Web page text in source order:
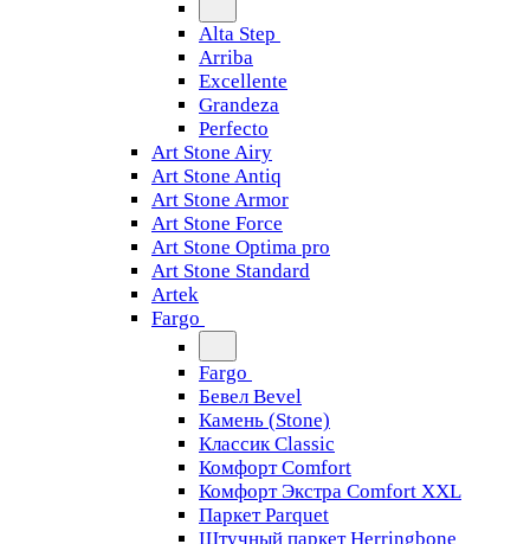
Alta Step
Arriba
Excellente
Grandeza
Perfecto
Art Stone Airy
Art Stone Antiq
Art Stone Armor
Art Stone Force
Art Stone Optima pro
Art Stone Standard
Artek
Fargo
Fargo
Бевел Bevel
Камень (Stone)
Классик Classic
Комфорт Comfort
Комфорт Экстра Comfort XXL
Паркет Parquet
Штучный паркет Herringbone